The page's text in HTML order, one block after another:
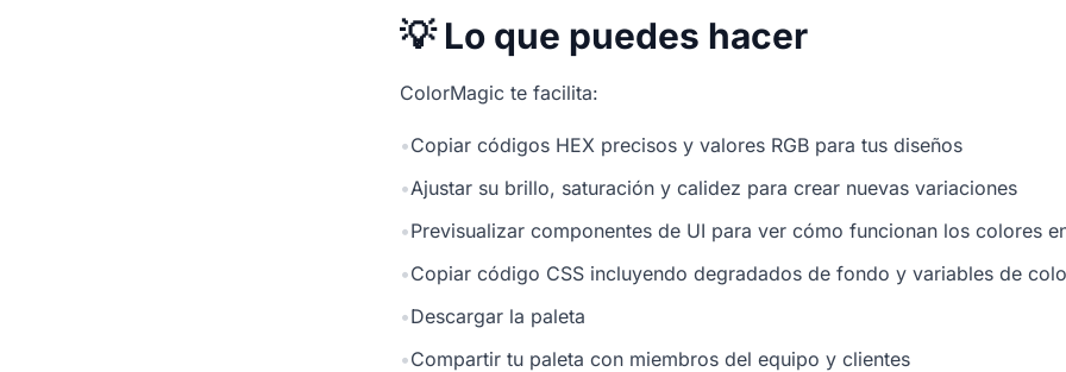
💡 Lo que puedes hacer
ColorMagic te facilita:
•Copiar códigos HEX precisos y valores RGB para tus diseños
•Ajustar su brillo, saturación y calidez para crear nuevas variaciones
•Previsualizar componentes de UI para ver cómo funcionan los colores
•Copiar código CSS incluyendo degradados de fondo y variables de
•Descargar la paleta
•Compartir tu paleta con miembros del equipo y clientes